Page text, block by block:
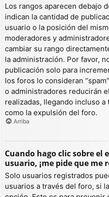
Los rangos aparecen debajo
indican la cantidad de
usuario o la posición del
moderadores y
cambiar su rango
la administración. Por favor,
publicación solo para
los foros lo consideran
o administradores reducirán
realizadas, llegando incluso
como la expulsión del foro.
Arriba
Cuando hago clic sobre el
usuario, ¡me pide que me
Solo usuarios registrados
usuarios a través del foro, si